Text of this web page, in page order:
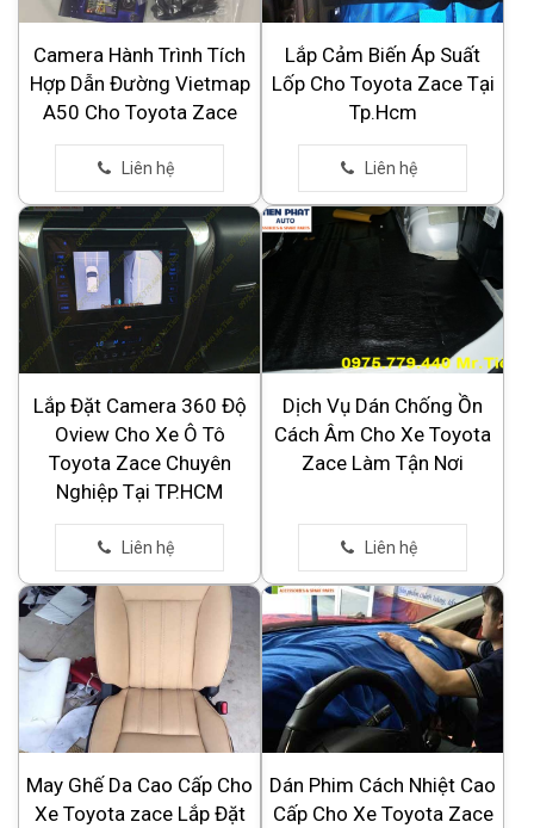
Camera Hành Trình Tích
Hợp Dẫn Đường Vietmap
A50 Cho Toyota Zace
Lắp Cảm Biến Áp Suất
Lốp Cho Toyota Zace Tại
Tp.Hcm
Lắp Đặt Camera 360 Độ
Oview Cho Xe Ô Tô
Toyota Zace Chuyên
Nghiệp Tại TP.HCM
Dịch Vụ Dán Chống Ồn
Cách Âm Cho Xe Toyota
Zace Làm Tận Nơi
May Ghế Da Cao Cấp Cho
Xe Toyota zace Lắp Đặt
Dán Phim Cách Nhiệt Cao
Cấp Cho Xe Toyota Zace